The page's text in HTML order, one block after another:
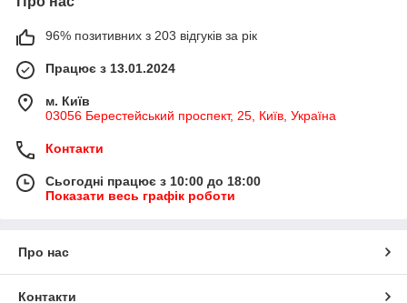
96% позитивних з 203 відгуків за рік
Працює з 13.01.2024
м. Київ
03056 Берестейський проспект, 25, Київ, Україна
Контакти
Сьогодні працює з 10:00 до 18:00
Показати весь графік роботи
Про нас
Контакти